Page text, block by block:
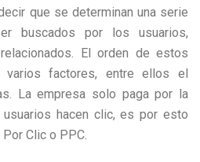
que se determinan una serie
buscados por los usuarios,
El orden de estos
varios factores, entre ellos el
La empresa solo paga por la
hacen clic, es por esto
Clic o PPC.